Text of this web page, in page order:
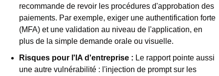
recommande de revoir les procédures d'approbation des
paiements. Par exemple, exiger une authentification forte
(MFA) et une validation au niveau de l'application, en
plus de la simple demande orale ou visuelle.
Risques pour l'IA d'entreprise : Le rapport pointe aussi
une autre vulnérabilité : l'injection de prompt sur les